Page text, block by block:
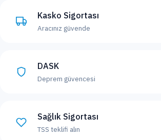
Kasko Sigortası
Aracınız güvende
DASK
Deprem güvencesi
Sağlık Sigortası
TSS teklifi alın